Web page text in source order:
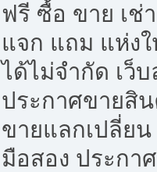
ฟรี ซื้อ ขาย เช่
แจก แถม แห่ง
ได้ไม่จำกัด เว็
ประกาศขายสิ
ขายแลกเปลี่ย
มือสอง ประกา